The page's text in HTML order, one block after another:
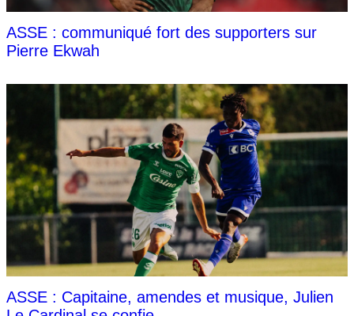
ASSE : communiqué fort des supporters sur
Pierre Ekwah
ASSE : Capitaine, amendes et musique, Julien